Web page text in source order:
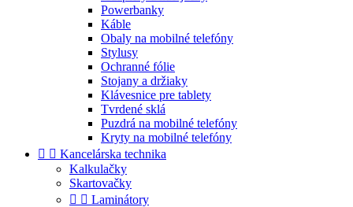
Powerbanky
Káble
Obaly na mobilné telefóny
Stylusy
Ochranné fólie
Stojany a držiaky
Klávesnice pre tablety
Tvrdené sklá
Puzdrá na mobilné telefóny
Kryty na mobilné telefóny
  Kancelárska technika
Kalkulačky
Skartovačky
  Laminátory